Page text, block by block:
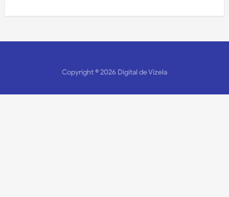
Copyright ©2026 Digital de Vizela